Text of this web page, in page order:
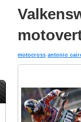
motocross antonio